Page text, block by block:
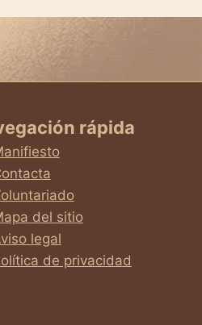
rápida
del sitio
legal
de privacidad